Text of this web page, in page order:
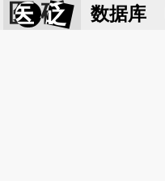
医 砭 数据库